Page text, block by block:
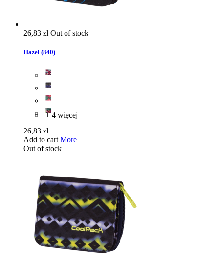
26,83 złOut of stock
Hazel (840)
+ 4 więcej
26,83 zł
Add to cart More
Out of stock